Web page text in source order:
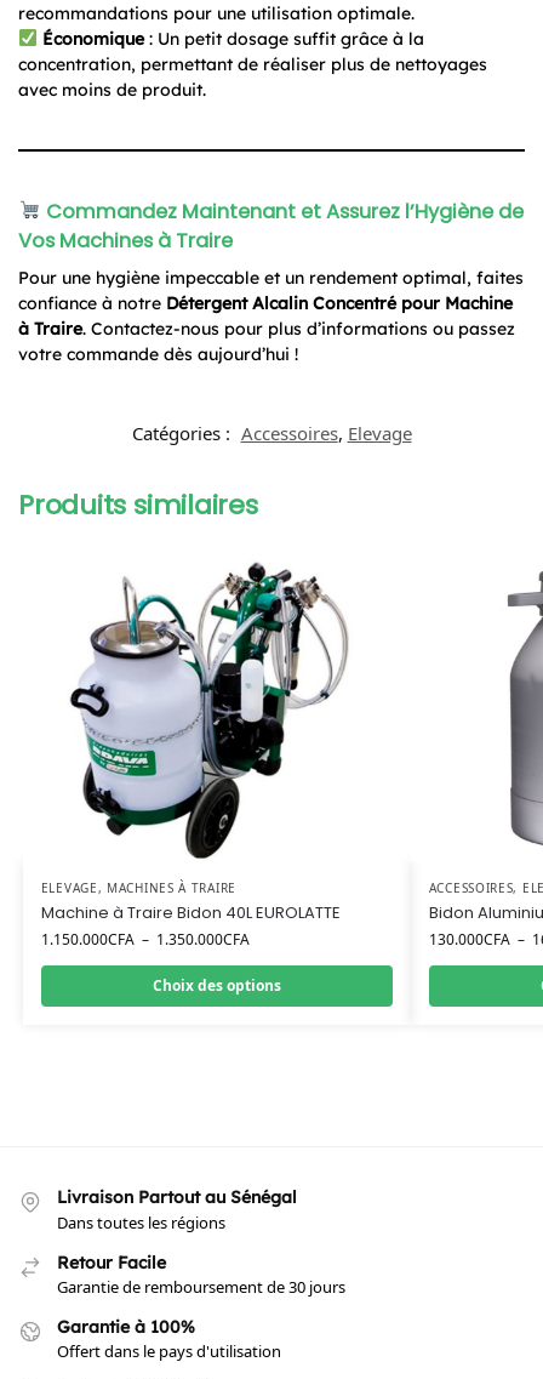
recommandations pour une utilisation optimale.
Économique: Un petit dosage suffit grâce à la
concentration, permettant de réaliser plus de nettoyages
avec moins de produit.
Commandez Maintenant et Assurez l’Hygiène de
Vos Machines à Traire
Pour une hygiène impeccable et un rendement optimal, faites
confiance à notre Détergent Alcalin Concentré pour Machine
à Traire. Contactez-nous pour plus d’informations ou passez
votre commande dès aujourd’hui !
Catégories : Accessoires, Elevage
Produits similaires
ELEVAGE, MACHINES À TRAIRE
Machine à Traire Bidon 40L EUROLATTE
1.150.000CFA – 1.350.000CFA
Choix des options
ACCESSOIRES,
Bidon
130.000CFA –
Livraison Partout au Sénégal
Dans toutes les régions
Retour Facile
Garantie de remboursement de 30 jours
Garantie à 100%
Offert dans le pays d'utilisation